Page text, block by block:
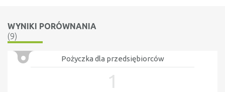
WYNIKI PORÓWNANIA
(9)
Pożyczka dla przedsiębiorców
1